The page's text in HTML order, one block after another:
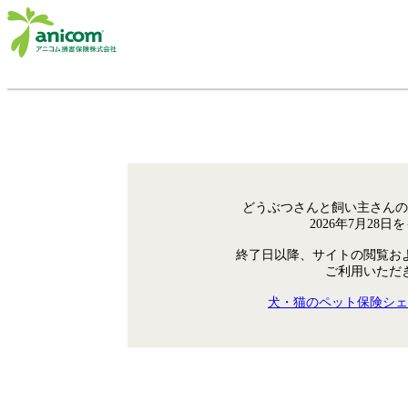
どうぶつさんと飼い主さん
2026年7月28日
終了日以降、サイトの閲覧お
ご利用いただ
犬・猫のペット保険シ